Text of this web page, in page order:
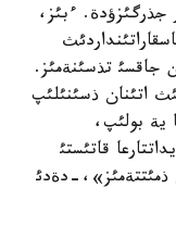
ءبئز،
جاقسئ تذسئنةمئز.
اتئنان ذسئنئلئپ
ية بولئپ،
قاتئستئ
ذمئتتةمئز»،-دةدئ